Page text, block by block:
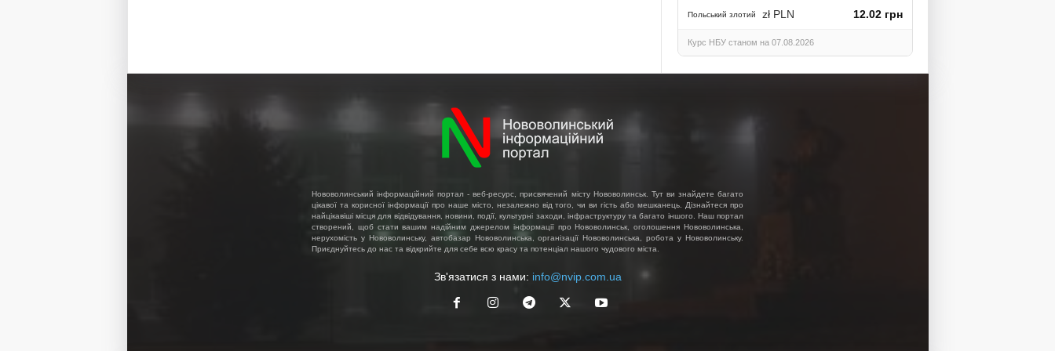
Польський злотий zł PLN 12.02 грн
Курс НБУ станом на 07.08.2026
Нововолинський інформаційний портал - веб-ресурс, присвячений місту Нововолинськ. Тут ви знайдете багато
цікавої та корисної інформації про наше місто, незалежно від того, чи ви гість або мешканець. Дізнайтеся про
найцікавіші місця для відвідування, новини, події, культурні заходи, інфраструктуру та багато іншого. Наш портал
створений, щоб стати вашим надійним джерелом інформації про Нововолинськ, оголошення Нововолинська,
нерухомість у Нововолинську, автобазар Нововолинська, організації Нововолинська, робота у Нововолинську.
Приєднуйтесь до нас та відкрийте для себе всю красу та потенціал нашого чудового міста.
Зв'язатися з нами: info@nvip.com.ua